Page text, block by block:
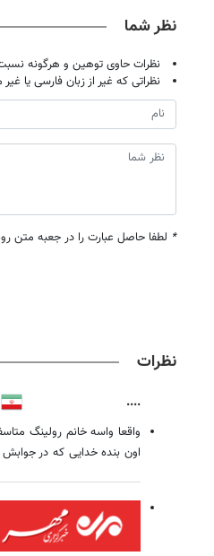
نظر شما
نظرات حاوی توهین و هرگونه
نظراتی که غیر از زبان فارسی یا
* لطفا حاصل عبارت را در جعبه متن
نظرات
....
واقعا واسه خانم رولینگ
اون بنده خدایی که در جوابش